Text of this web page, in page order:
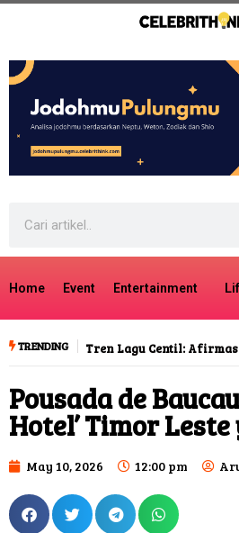
Home Event Entertainment
TRENDING Tren Lagu Centil:
Pousada de
Hotel’ Timor
May 10, 2026 12:00 pm